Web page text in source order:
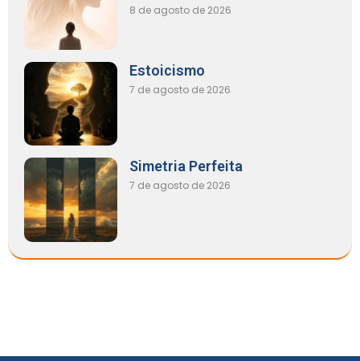
8 de agosto de 2026
Estoicismo
7 de agosto de 2026
Simetria Perfeita
7 de agosto de 2026